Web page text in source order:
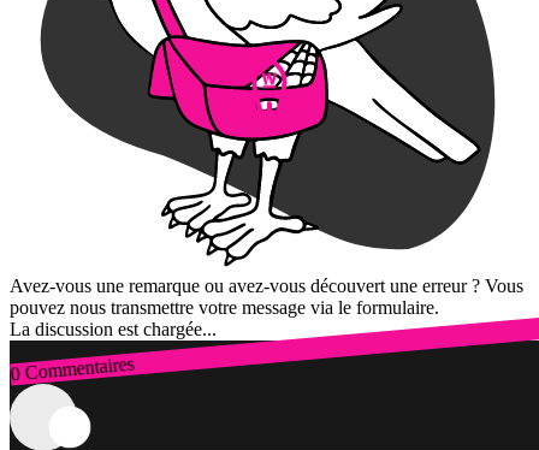
Avez-vous une remarque ou avez-vous découvert une erreur ? Vous
pouvez nous transmettre votre message via le formulaire.
La discussion est chargée...
0 Commentaires
Connexion